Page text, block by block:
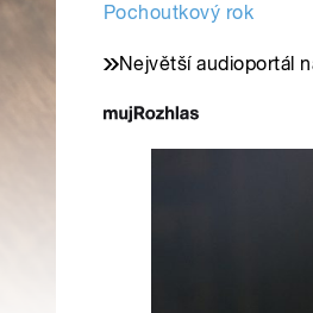
Pochoutkový rok
Největší audioportál